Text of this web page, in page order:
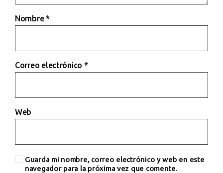
Nombre*
Correo electrónico *
Web
Guarda mi nombre, correo electrónico y web en este
navegador para la próxima vez que comente.